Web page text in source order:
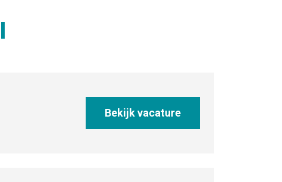
Bekijk vacature